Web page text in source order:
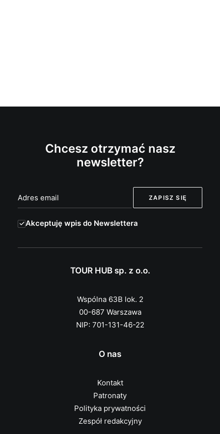
Chcesz otrzymać nasz
newsletter?
Akceptuję wpis do Newslettera
TOUR HUB sp. z o.o.
Wspólna 63B lok. 2
00-687 Warszawa
NIP: 701-131-46-22
O nas
Kontakt
Patronaty
Polityka prywatności
Zespół redakcyjny